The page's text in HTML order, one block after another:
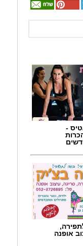
-
אופנה